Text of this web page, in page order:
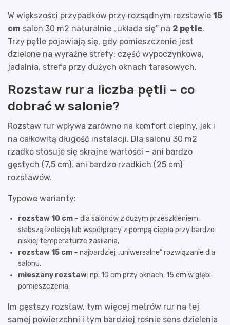
W większości przypadków przy rozsądnym rozstawie 15
cm salon 30 m2 naturalnie „układa się” na 2 pętle.
Trzy pętle pojawiają się, gdy pomieszczenie jest
dzielone na wyraźne strefy: część wypoczynkowa,
jadalnia, strefa przy dużych oknach tarasowych.
Rozstaw rur a liczba pętli – co
dobrać w salonie?
Rozstaw rur wpływa zarówno na komfort cieplny, jak i
na całkowitą długość instalacji. Dla salonu 30 m2
rzadko stosuje się skrajne wartości – ani bardzo
gęstych (7,5 cm), ani bardzo rzadkich (25 cm)
rozstawów.
Typowe warianty:
rozstaw 10 cm – dla salonów z dużym przeszkleniem,
słabszą izolacją lub współpracy z pompą ciepła przy bardzo
niskiej temperaturze zasilania,
rozstaw 15 cm – najbardziej „uniwersalne” rozwiązanie dla
salonu,
mieszany rozstaw: np. 10 cm przy oknach, 15 cm w głębi
pomieszczenia.
Im gęstszy rozstaw, tym więcej metrów rur na tej
samej powierzchni i tym bardziej rośnie sens dzielenia